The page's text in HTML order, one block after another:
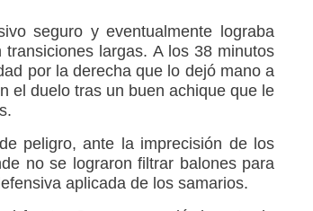
seguro y eventualmente lograba
largas. A los 38 minutos
por la derecha que lo dejó mano a
el duelo tras un buen achique que le
peligro, ante la imprecisión de los
no se lograron filtrar balones para
aplicada de los samarios.